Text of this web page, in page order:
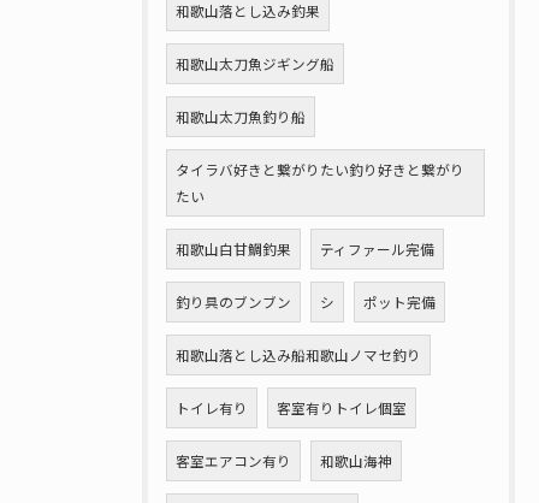
和歌山落とし込み釣果
和歌山太刀魚ジギング船
和歌山太刀魚釣り船
タイラバ好きと繋がりたい釣り好きと繋がり
たい
和歌山白甘鯛釣果 ティファール完備
釣り具のブンブン シ ポット完備
和歌山落とし込み船和歌山ノマセ釣り
トイレ有り 客室有りトイレ個室
客室エアコン有り 和歌山海神